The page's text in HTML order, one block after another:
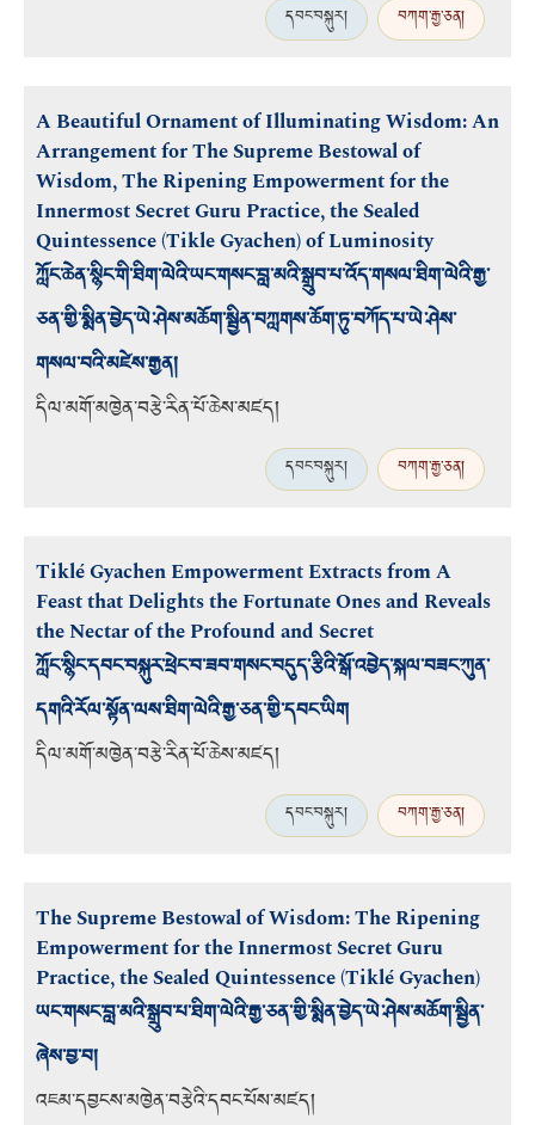
དབང་བསྐུར། བཀག་རྒྱ་ཅན།
A Beautiful Ornament of Illuminating Wisdom: An
Arrangement for The Supreme Bestowal of
Wisdom, The Ripening Empowerment for the
Innermost Secret Guru Practice, the Sealed
Quintessence (Tikle Gyachen) of Luminosity
ཀློང་ཆེན་སྙིང་གི་ཐིག་ལེའི་ཡང་གསང་བླ་མའི་སྒྲུབ་པ་འོད་གསལ་ཐིག་ལེའི་རྒྱ་
ཅན་གྱི་སྨིན་བྱེད་ཡེ་ཤེས་མཆོག་སྦྱིན་བཀླགས་ཆོག་ཏུ་བཀོད་པ་ཡེ་ཤེས་
གསལ་བའི་མཛེས་རྒྱན།
དིལ་མགོ་མཁྱེན་བརྩེ་རིན་པོ་ཆེས་མཛད།
དབང་བསྐུར། བཀག་རྒྱ་ཅན།
Tiklé Gyachen Empowerment Extracts from A
Feast that Delights the Fortunate Ones and Reveals
the Nectar of the Profound and Secret
ཀློང་སྙིང་དབང་བསྐུར་ཕྲེང་བ་ཟབ་གསང་བདུད་རྩིའི་སྒོ་འབྱེད་སྐལ་བཟང་ཀུན་
དགའི་རོལ་སྟོན་ལས་ཐིག་ལེའི་རྒྱ་ཅན་གྱི་དབང་ཡིག
དིལ་མགོ་མཁྱེན་བརྩེ་རིན་པོ་ཆེས་མཛད།
དབང་བསྐུར། བཀག་རྒྱ་ཅན།
The Supreme Bestowal of Wisdom: The Ripening
Empowerment for the Innermost Secret Guru
Practice, the Sealed Quintessence (Tiklé Gyachen)
ཡང་གསང་བླ་མའི་སྒྲུབ་པ་ཐིག་ལེའི་རྒྱ་ཅན་གྱི་སྨིན་བྱེད་ཡེ་ཤེས་མཆོག་སྦྱིན་
ཞེས་བྱ་བ།
འཇམ་དབྱངས་མཁྱེན་བརྩེའི་དབང་པོས་མཛད།